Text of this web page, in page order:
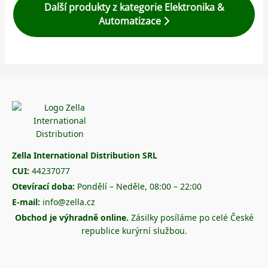
Další produkty z kategorie Elektronika &
Automatizace
Zella International Distribution SRL
CUI: 44237077
Otevírací doba: Pondělí – Neděle, 08:00 – 22:00
E-mail: info@zella.cz
Obchod je výhradně online. Zásilky posíláme po celé České
republice kurýrní službou.